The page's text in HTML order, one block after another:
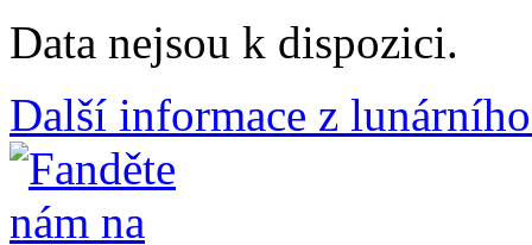
Data nejsou k dispozici.
Další informace z